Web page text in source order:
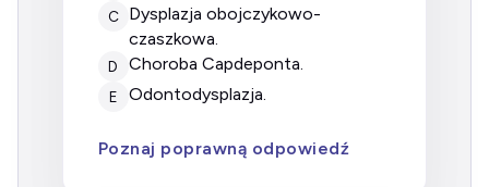
C
dysplazja obojczykowo-
czaszkowa.
D choroba Capdeponta.
E odontodysplazja.
Poznaj poprawną odpowiedź